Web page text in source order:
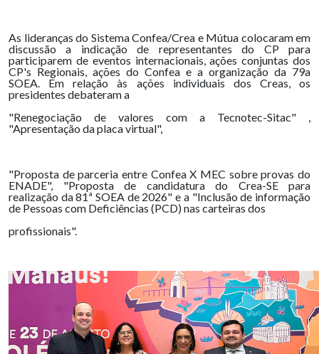
As lideranças do Sistema Confea/Crea e Mútua colocaram em
discussão a indicação de representantes do CP para
participarem de eventos internacionais, ações conjuntas dos
CP's Regionais, ações do Confea e a organização da 79a
SOEA. Em relação às ações individuais dos Creas, os
presidentes debateram a
"Renegociação de valores com a Tecnotec-Sitac" ,
"Apresentação da placa virtual",
"Proposta de parceria entre Confea X MEC sobre provas do
ENADE", "Proposta de candidatura do Crea-SE para
realização da 81ª SOEA de 2026" e a "Inclusão de informação
de Pessoas com Deficiências (PCD) nas carteiras dos
profissionais".